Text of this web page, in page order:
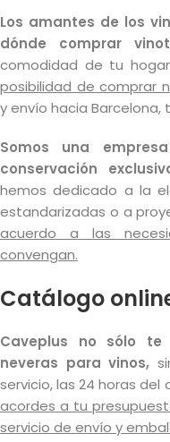
Los amantes de los
dónde comprar
comodidad de tu
posibilidad de comprar
y envío hacia
Somos una
conservación
hemos dedicado a la
estandarizadas o a
acuerdo a las
convengan.
Catálogo
Caveplus no sólo
neveras para vinos,
servicio, las 24 horas del
acordes a tu
servicio de envío y